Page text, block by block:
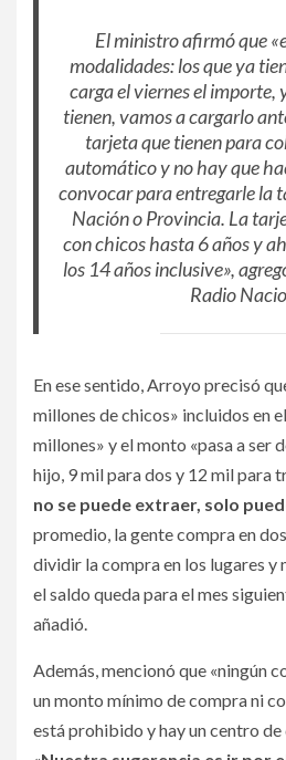
El ministro afirmó que
modalidades: los que ya
carga el viernes el importe,
tienen, vamos a cargarlo
tarjeta que tienen para
automático y no hay que
convocar para entregarle la
Nación o Provincia. La
con chicos hasta 6 años y
los 14 años inclusive»,
Radio
En ese sentido, Arroyo precisó
millones de chicos» incluidos en
millones» y el monto «pasa a ser
hijo, 9 mil para dos y 12 mil para
no se puede extraer, solo
promedio, la gente compra en
dividir la compra en los lugares y
el saldo queda para el mes
añadió.
Además, mencionó que «ningún
un monto mínimo de compra ni
está prohibido y hay un centro de